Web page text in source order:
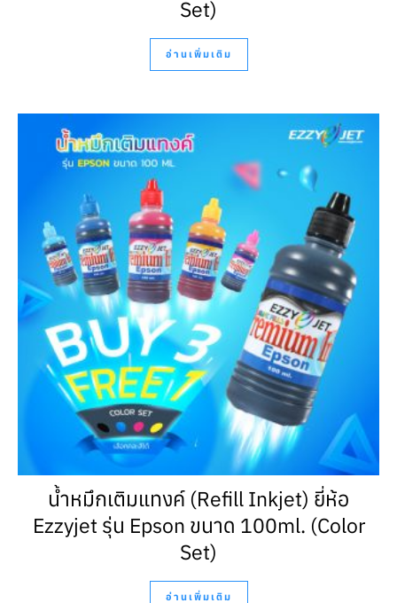
Set)
อ่านเพิ่มเติม
น้ำหมึกเติมแทงค์ (Refill Inkjet) ยี่ห้อ
Ezzyjet รุ่น Epson ขนาด 100ml. (Color
Set)
อ่านเพิ่มเติม